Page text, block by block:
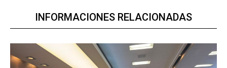
INFORMACIONES RELACIONADAS